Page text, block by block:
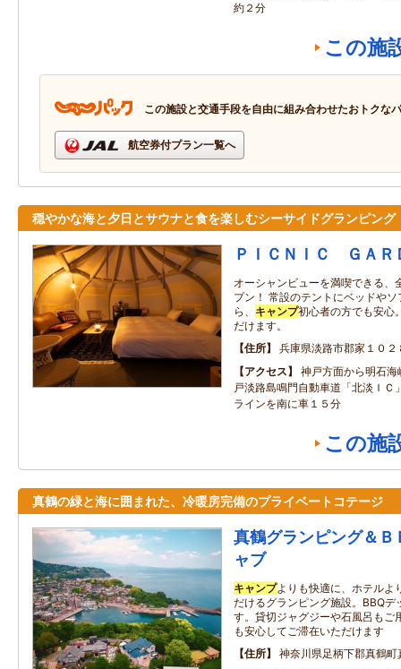
約２分
この施
この施設と交通手段を自由に組み合わせたおトクな
航空券付プラン一覧へ
穏やかな海と夕日とサウナと食を楽しむシーサイドグランピング
ＰＩＣＮＩＣ ＧＡＲ
オーシャンビューを満喫できる、
プン！ 常設のテントにベッドや
ら、 キャンプ初心者の方でも安心
だけます。
住所
兵庫県淡路市郡家１０２
アクセス
神戸方面から明石
戸淡路島鳴門自動車道「北淡ＩＣ
ラインを南に車１５分
この施
真鶴の緑と海に囲まれた、冷暖房完備のプライベートコテージ
真鶴グランピング＆Ｂ
ャブ
キャンプよりも快適に、ホテルよ
だけるグランピング施設。BBQデ
す。貸切ジャグジーや石風呂もご
も安心してご滞在いただけます
住所
神奈川県足柄下郡真鶴町